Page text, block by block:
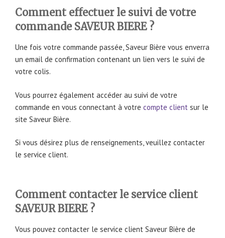
Comment effectuer le suivi de votre
commande SAVEUR BIERE ?
Une fois votre commande passée, Saveur Bière vous enverra
un email de confirmation contenant un lien vers le suivi de
votre colis.
Vous pourrez également accéder au suivi de votre
commande en vous connectant à votre compte client sur le
site Saveur Bière.
Si vous désirez plus de renseignements, veuillez contacter
le service client.
Comment contacter le service client
SAVEUR BIERE ?
Vous pouvez contacter le service client Saveur Bière de